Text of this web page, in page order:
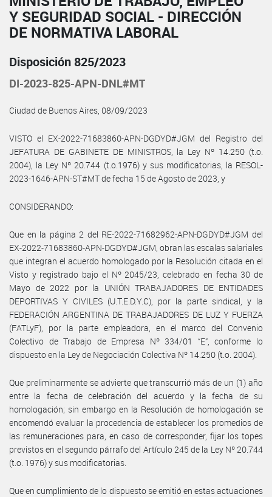
Y SEGURIDAD SOCIAL - DIRECCIÓN
DE NORMATIVA LABORAL
Disposición 825/2023
DI-2023-825-APN-DNL#MT
Ciudad de Buenos Aires, 08/09/2023
VISTO el EX-2022-71683860-APN-DGDYD#JGM del Registro del
JEFATURA DE GABINETE DE MINISTROS, la Ley Nº 14.250 (t.o.
2004), la Ley Nº 20.744 (t.o.1976) y sus modificatorias, la RESOL-
2023-1646-APN-ST#MT de fecha 15 de Agosto de 2023, y
CONSIDERANDO:
Que en la página 2 del RE-2022-71682962-APN-DGDYD#JGM del
EX-2022-71683860-APN-DGDYD#JGM, obran las escalas salariales
que integran el acuerdo homologado por la Resolución citada en el
Visto y registrado bajo el Nº 2045/23, celebrado en fecha 30 de
Mayo de 2022 por la UNIÓN TRABAJADORES DE ENTIDADES
DEPORTIVAS Y CIVILES (U.T.E.D.Y.C), por la parte sindical, y la
FEDERACIÓN ARGENTINA DE TRABAJADORES DE LUZ Y FUERZA
(FATLyF), por la parte empleadora, en el marco del Convenio
Colectivo de Trabajo de Empresa Nº 334/01 “E”, conforme lo
dispuesto en la Ley de Negociación Colectiva Nº 14.250 (t.o. 2004).
Que preliminarmente se advierte que transcurrió más de un (1) año
entre la fecha de celebración del acuerdo y la fecha de su
homologación; sin embargo en la Resolución de homologación se
encomendó evaluar la procedencia de establecer los promedios de
las remuneraciones para, en caso de corresponder, fijar los topes
previstos en el segundo párrafo del Artículo 245 de la Ley Nº 20.744
(t.o. 1976) y sus modificatorias.
Que en cumplimiento de lo dispuesto se emitió en estas actuaciones